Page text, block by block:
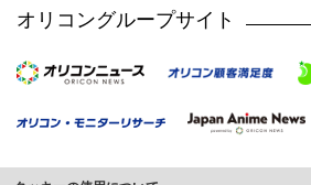
オリコングループサイト